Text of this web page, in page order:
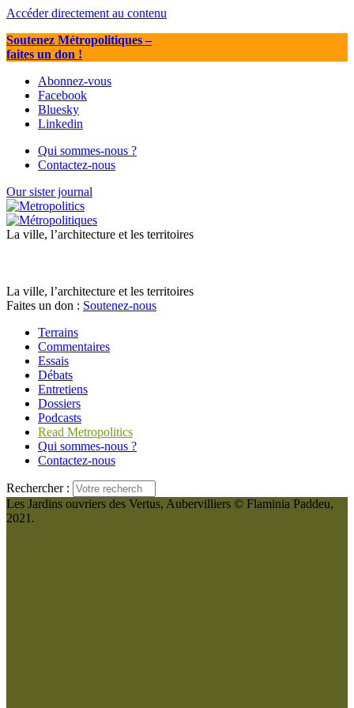
Accéder directement au contenu
Soutenez Métropolitiques–
faites un don !
Abonnez-vous
Facebook
Bluesky
Linkedin
Qui sommes-nous ?
Contactez-nous
Our sister journal
La ville, l’architecture et les territoires
La ville, l’architecture et les territoires
Faites un don : Soutenez-nous
Terrains
Commentaires
Essais
Débats
Entretiens
Dossiers
Podcasts
Read Metropolitics
Qui sommes-nous ?
Contactez-nous
Rechercher :
Les Jardins ouvriers des Vertus, Aubervilliers © Flaminia Paddeu,
2021.